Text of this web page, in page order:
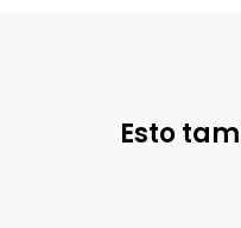
Esto